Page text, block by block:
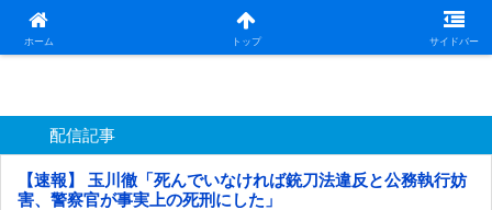
ホーム トップ サイドバー
日本第一！ニュース録
配信記事
【速報】 玉川徹「死んでいなければ銃刀法違反と公務執行妨
害、警察官が事実上の死刑にした」